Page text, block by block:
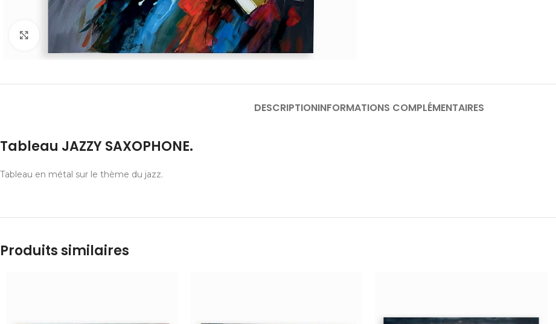
Cliquer pour agrandir
DESCRIPTIONINFORMATIONS COMPLÉMENTAIRES
Tableau JAZZY SAXOPHONE.
Tableau en métal sur le thème du jazz.
Produits similaires